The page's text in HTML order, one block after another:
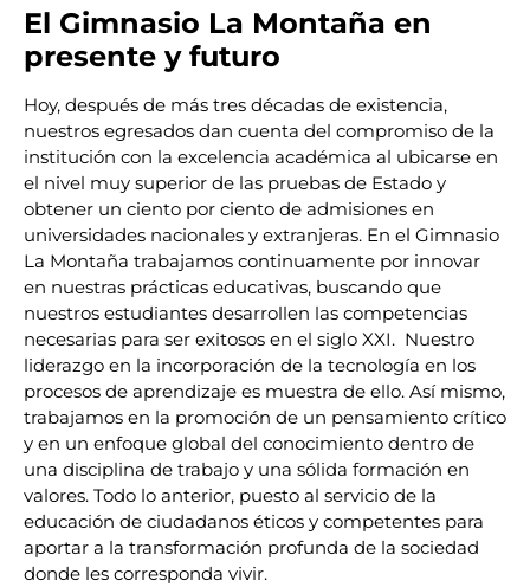
El Gimnasio La Montaña en
presente y futuro
Hoy, después de más tres décadas de existencia,
nuestros egresados dan cuenta del compromiso de la
institución con la excelencia académica al ubicarse en
el nivel muy superior de las pruebas de Estado y
obtener un ciento por ciento de admisiones en
universidades nacionales y extranjeras. En el Gimnasio
La Montaña trabajamos continuamente por innovar
en nuestras prácticas educativas, buscando que
nuestros estudiantes desarrollen las competencias
necesarias para ser exitosos en el siglo XXI. Nuestro
liderazgo en la incorporación de la tecnología en los
procesos de aprendizaje es muestra de ello. Así mismo,
trabajamos en la promoción de un pensamiento crítico
y en un enfoque global del conocimiento dentro de
una disciplina de trabajo y una sólida formación en
valores. Todo lo anterior, puesto al servicio de la
educación de ciudadanos éticos y competentes para
aportar a la transformación profunda de la sociedad
donde les corresponda vivir.